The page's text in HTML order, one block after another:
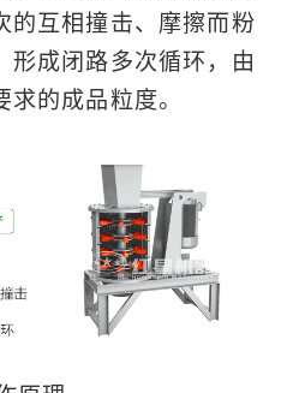
的互相撞击、摩擦而粉
形成闭路多次循环，由
的成品粒度。